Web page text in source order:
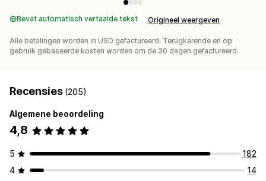
Bevat automatisch vertaalde tekst Origineel weergeven
Alle betalingen worden in USD gefactureerd. Terugkerende en op
gebruik gebaseerde kosten worden om de 30 dagen gefactureerd.
Recensies (205)
Algemene beoordeling
4,8
5
182
4
14